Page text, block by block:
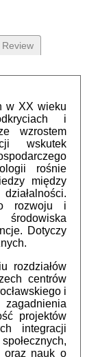
Review
w XX wieku
i
wzrostem
wskutek
rośnie
między
rozwoju i
Dotyczy
rozdziałów
centrów
i
projektów
integracji
oraz nauk o